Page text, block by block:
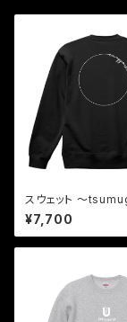
スウェット 〜
¥7,700